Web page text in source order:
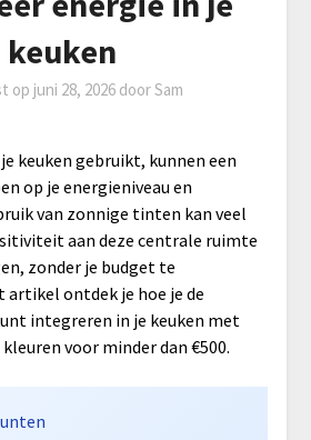
keuken
op juni 28, 2026 doorSam
keuken gebruikt, kunnen een
op je energieniveau en
van zonnige tinten kan veel
aan deze centrale ruimte
zonder je budget te
artikel ontdek je hoe je de
integreren in je keuken met
voor minder dan €500.